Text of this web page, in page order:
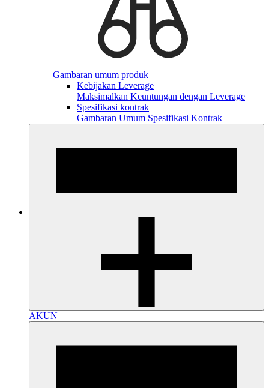
Gambaran umum produk
Kebijakan Leverage
Maksimalkan Keuntungan dengan Leverage
Spesifikasi kontrak
Gambaran Umum Spesifikasi Kontrak
AKUN